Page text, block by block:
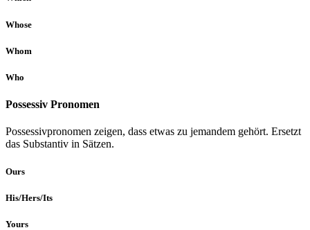
Whose
Whom
Who
Possessiv Pronomen
Possessivpronomen zeigen, dass etwas zu jemandem gehört. Ersetzt
das Substantiv in Sätzen.
Ours
His/Hers/Its
Yours